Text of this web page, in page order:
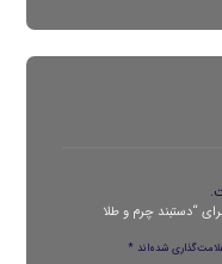
“دستبند چرم و طلا
شده‌اند*